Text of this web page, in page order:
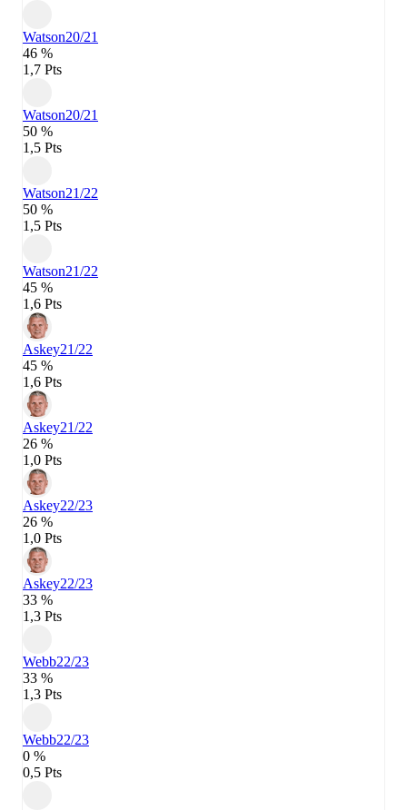
Watson20/21
46 %
1,7 Pts
Watson20/21
50 %
1,5 Pts
Watson21/22
50 %
1,5 Pts
Watson21/22
45 %
1,6 Pts
Askey21/22
45 %
1,6 Pts
Askey21/22
26 %
1,0 Pts
Askey22/23
26 %
1,0 Pts
Askey22/23
33 %
1,3 Pts
Webb22/23
33 %
1,3 Pts
Webb22/23
0 %
0,5 Pts